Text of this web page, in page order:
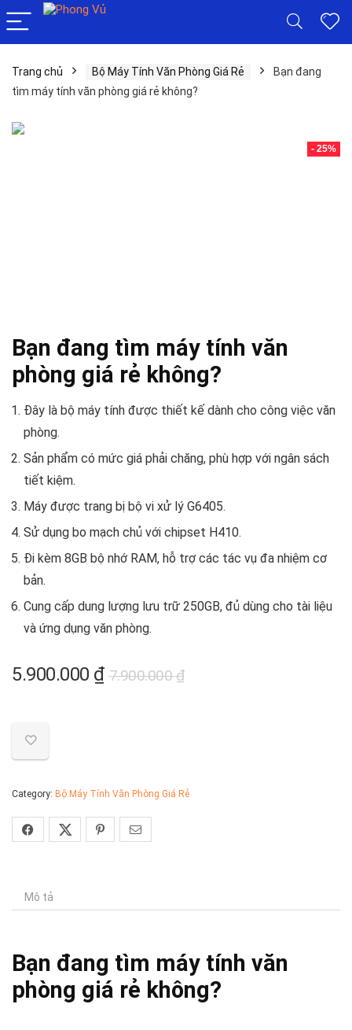
Trang chủ Bộ Máy Tính Văn Phòng Giá Rẻ
Bạn đang
tìm máy tính văn phòng giá rẻ không?
- 25%
Bạn đang tìm máy tính văn
phòng giá rẻ không?
Đây là bộ máy tính được thiết kế dành cho công việc văn
phòng.
Sản phẩm có mức giá phải chăng, phù hợp với ngân sách
tiết kiệm.
Máy được trang bị bộ vi xử lý G6405.
Sử dụng bo mạch chủ với chipset H410.
Đi kèm 8GB bộ nhớ RAM, hỗ trợ các tác vụ đa nhiệm cơ
bản.
Cung cấp dung lượng lưu trữ 250GB, đủ dùng cho tài liệu
và ứng dụng văn phòng.
7.900.000₫Giá
5.900.000 ₫
Giá
Category: Bộ Máy Tính Văn Phòng Giá Rẻ
Mô tả
Bạn đang tìm máy tính văn
phòng giá rẻ không?